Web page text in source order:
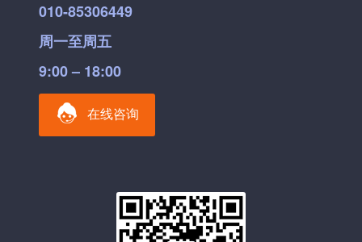
010-85306449
周一至周五
9:00 – 18:00
在线咨询